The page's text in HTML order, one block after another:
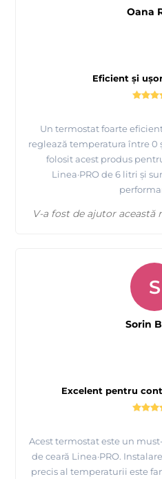
Eficient și
Un termostat foarte
reglează temperatura între 0
folosit acest produs
Linea·PRO de 6 litri și
Oana
V-a fost de ajutor această
Excelent pentru
Acest termostat este un
de ceară Linea·PRO.
precis al temperaturii este
S
Sorin